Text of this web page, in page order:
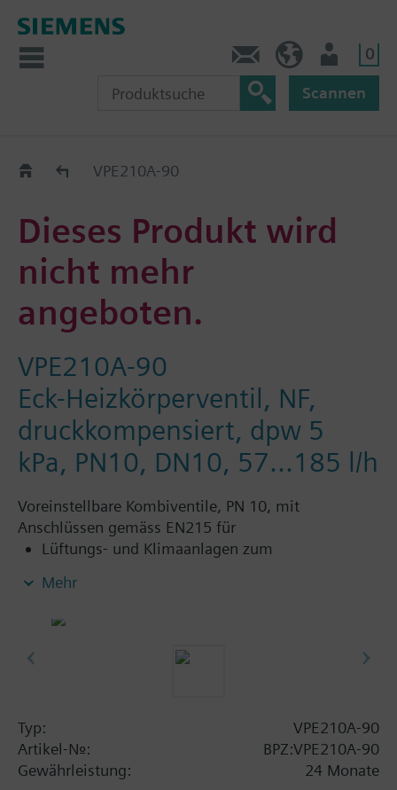
0
Scannen
Old2NewVPE210A-90
Dieses Produkt wird
nicht mehr
angeboten.
VPE210A-90
Eck-Heizkörperventil, NF,
druckkompensiert, dpw 5
kPa, PN10, DN10, 57...185 l/h
Voreinstellbare Kombiventile, PN 10, mit
Anschlüssen gemäss EN215 für
Lüftungs- und Klimaanlagen zum
hydraulischen Abgleich von
Wärmetauschern für Heizen und Kühlen
geschlossene Kreisläufe
Zusatzinformation
Mehr
Typ:
VPE210A-90
Artikel-Nr.:
BPZ:VPE210A-90
Gewährleistung:
24 Monate